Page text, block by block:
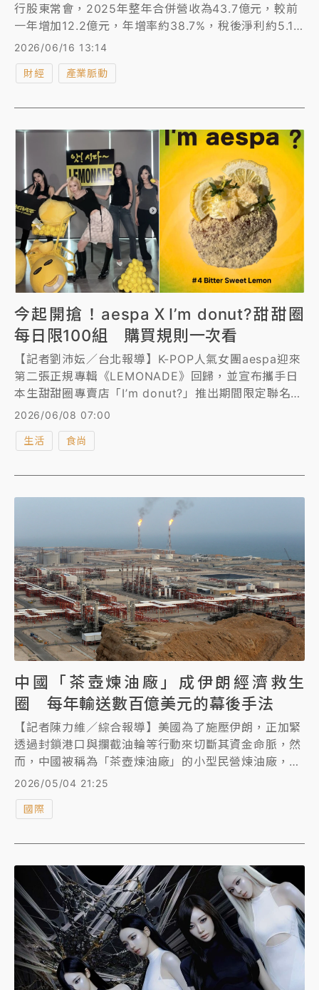
行股東常會，2025年整年合併營收為43.7億元，較前
一年增加12.2億元，年增率約38.7%，稅後淨利約5.11
億元，再創歷史新高。每股稅後盈餘9.13元，配發每股
6.4%。
2026/06/16 13:14
財經 產業脈動
今起開搶！aespaＸI’m donut?甜甜圈
每日限100組 購買規則一次看
【記者劉沛妘／台北報導】K-POP人氣女團aespa迎來
第二張正規專輯《LEMONADE》回歸，並宣布攜手日
本生甜甜圈專賣店「I’m donut?」推出期間限定聯名，
於今(8)日起至6月21日限時登場，共4款限定甜甜圈、
環保提袋、棒球帽等周邊，購買規則一次看。甜甜圈每
日限量販售100組，上午9：45發放號碼牌，10：00正
2026/06/08 07:00
生活 食尚
中國「茶壺煉油廠」成伊朗經濟救生
圈 每年輸送數百億美元的幕後手法
【記者陳力維／綜合報導】美國為了施壓伊朗，正加緊
透過封鎖港口與攔截油輪等行動來切斷其資金命脈，然
而，中國被稱為「茶壺煉油廠」的小型民營煉油廠，卻
幾乎吸納了伊朗出口的全部石油。這些煉油廠透過隱蔽
金融制裁，每年為德黑蘭政權輸送數百億美元的資金，
2026/05/04 21:25
國際